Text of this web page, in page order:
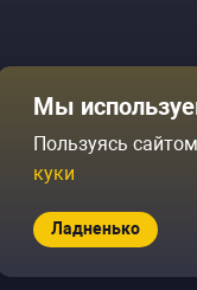
Площадки
Архив событий
Мы
Пользуясь
куки
Ладненько